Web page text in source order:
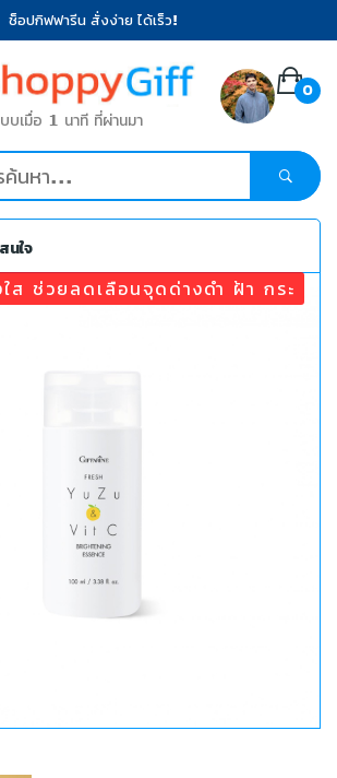
ช็อปกิฟฟารีน สั่งง่าย ได้เร็ว!
บบเมื่อ 1 นาที ที่ผ่านมา
0
นใจ
ใส ช่วยลดเลือนจุดด่างดำ ฝ้า กระ